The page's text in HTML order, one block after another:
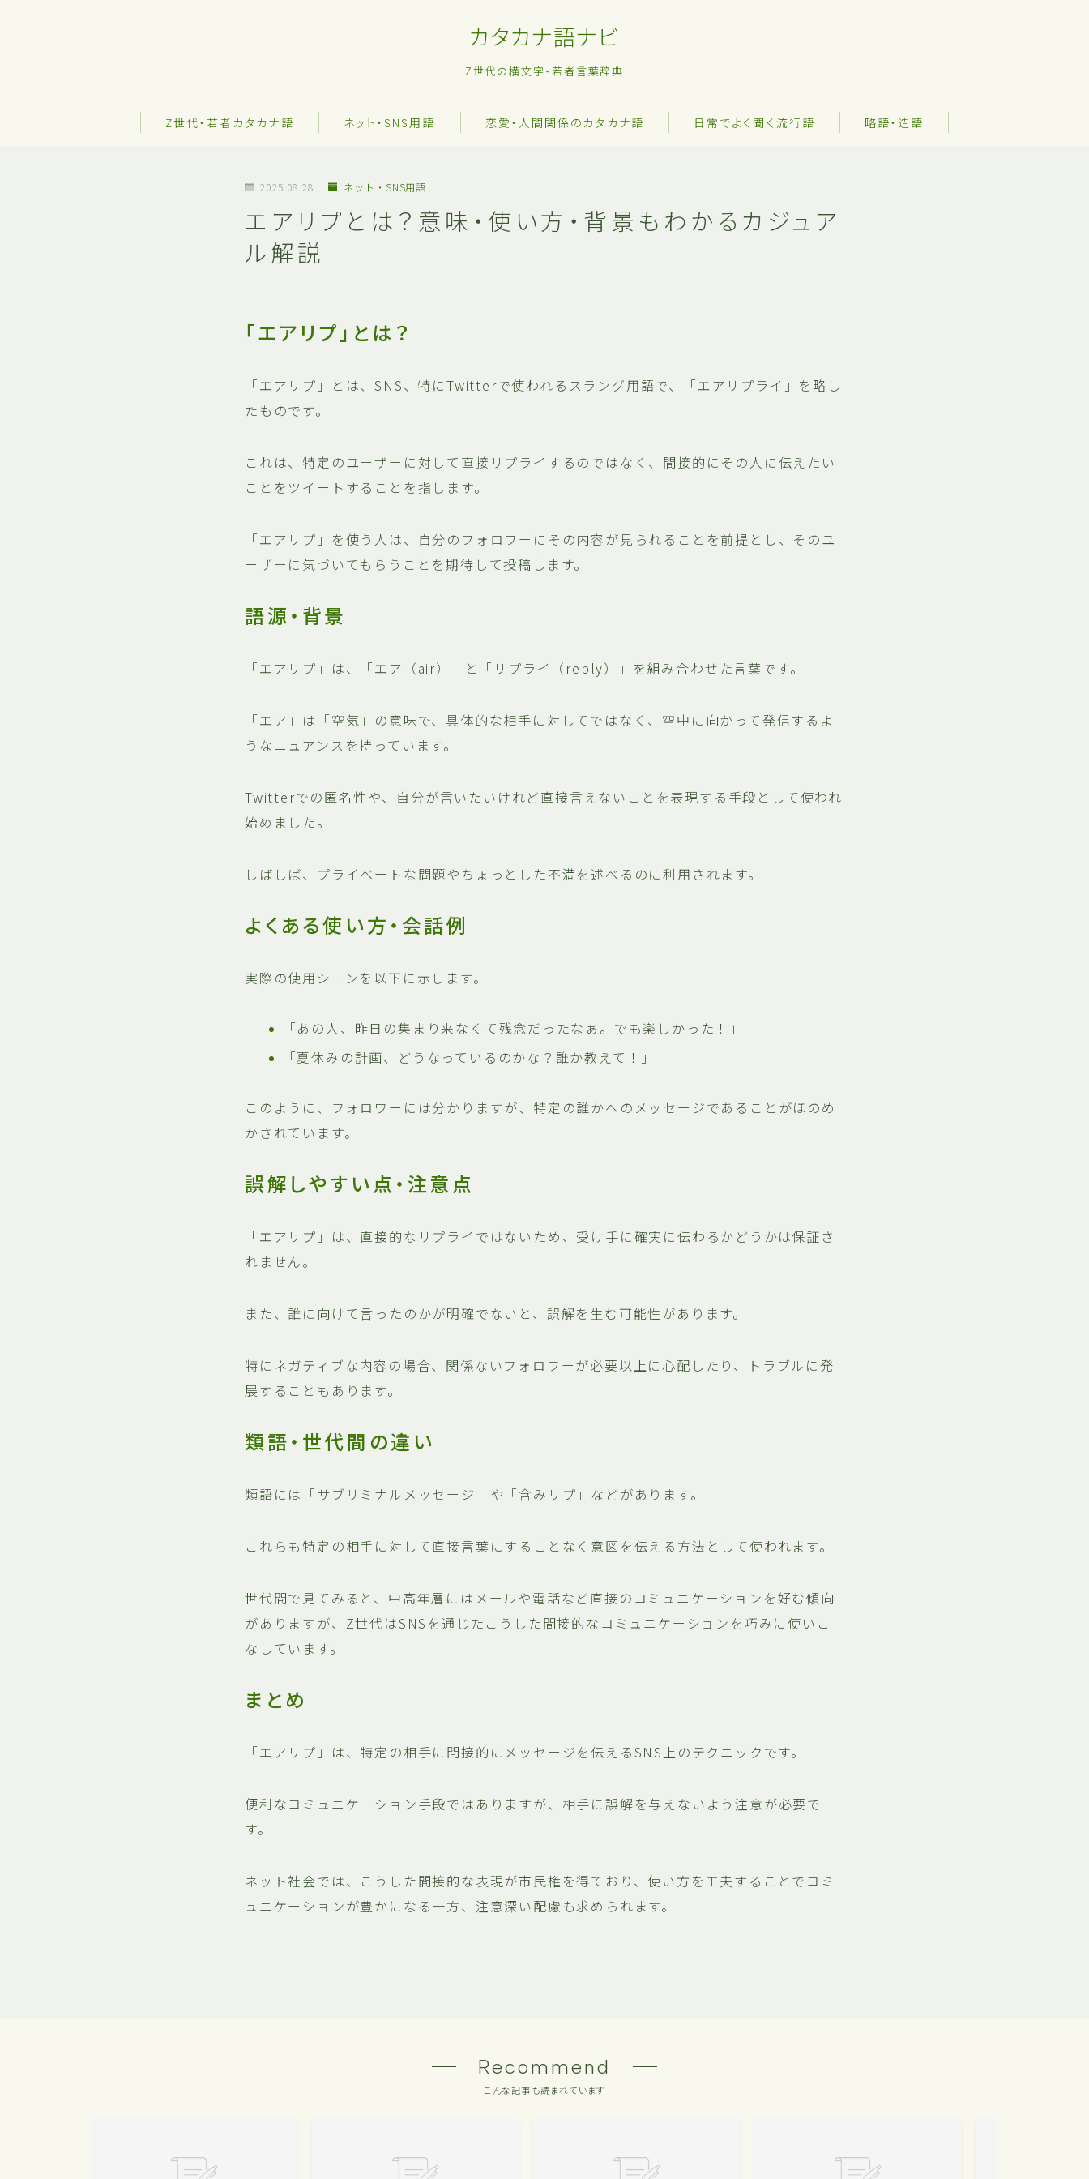
カタカナ語ナビ
Z世代の横文字・若者言葉辞典
Z世代・若者カタカナ語 ネット・SNS用語 恋愛・人間関係のカタカナ語 日常でよく聞く流行語 略語・造語
2025.08.28 ネット・SNS用語
エアリプとは？意味・使い方・背景もわかるカジュア
ル解説
「エアリプ」とは？
「エアリプ」とは、SNS、特にTwitterで使われるスラング用語で、「エアリプライ」を略し
たものです。
これは、特定のユーザーに対して直接リプライするのではなく、間接的にその人に伝えたい
ことをツイートすることを指します。
「エアリプ」を使う人は、自分のフォロワーにその内容が見られることを前提とし、そのユ
ーザーに気づいてもらうことを期待して投稿します。
語源・背景
「エアリプ」は、「エア（air）」と「リプライ（reply）」を組み合わせた言葉です。
「エア」は「空気」の意味で、具体的な相手に対してではなく、空中に向かって発信するよ
うなニュアンスを持っています。
Twitterでの匿名性や、自分が言いたいけれど直接言えないことを表現する手段として使われ
始めました。
しばしば、プライベートな問題やちょっとした不満を述べるのに利用されます。
よくある使い方・会話例
実際の使用シーンを以下に示します。
「あの人、昨日の集まり来なくて残念だったなぁ。でも楽しかった！」
「夏休みの計画、どうなっているのかな？誰か教えて！」
このように、フォロワーには分かりますが、特定の誰かへのメッセージであることがほのめ
かされています。
誤解しやすい点・注意点
「エアリプ」は、直接的なリプライではないため、受け手に確実に伝わるかどうかは保証さ
れません。
また、誰に向けて言ったのかが明確でないと、誤解を生む可能性があります。
特にネガティブな内容の場合、関係ないフォロワーが必要以上に心配したり、トラブルに発
展することもあります。
類語・世代間の違い
類語には「サブリミナルメッセージ」や「含みリプ」などがあります。
これらも特定の相手に対して直接言葉にすることなく意図を伝える方法として使われます。
世代間で見てみると、中高年層にはメールや電話など直接のコミュニケーションを好む傾向
がありますが、Z世代はSNSを通じたこうした間接的なコミュニケーションを巧みに使いこ
なしています。
まとめ
「エアリプ」は、特定の相手に間接的にメッセージを伝えるSNS上のテクニックです。
便利なコミュニケーション手段ではありますが、相手に誤解を与えないよう注意が必要で
す。
ネット社会では、こうした間接的な表現が市民権を得ており、使い方を工夫することでコミ
ュニケーションが豊かになる一方、注意深い配慮も求められます。
Recommend
こんな記事も読まれています